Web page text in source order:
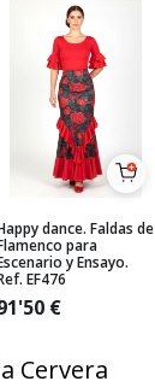
dance. Faldas de
para
y Ensayo.
EF476
€
Cervera